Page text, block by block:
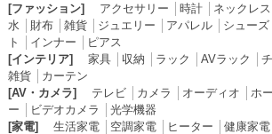
[ファッション] アクセサリー 時計│ ネックレス
水
財布│ 雑貨│ ジュエリー アパレル│ シューズ
ト
インナー
ピアス
[インテリア]
家具│ 収納 ラック AVラック
雑貨│ カーテン
[AV・カメラ]
テレビ│ カメラ オーディオ ホ
ー
ビデオカメラ
光学機器
[家電]
生活家電│ 空調家電│ ヒーター 健康家電